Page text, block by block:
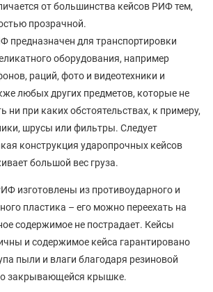
от большинства кейсов РИФ тем,
прозрачной.
предназначен для транспортировки
оборудования, например
раций, фото и видеотехники и
любых других предметов, которые не
ни при каких обстоятельствах, к примеру,
шрусы или фильтры. Следует
конструкция ударопрочных кейсов
большой вес груза.
изготовлены из противоударного и
пластика – его можно переехать на
содержимое не пострадает. Кейсы
и содержимое кейса гарантировано
пыли и влаги благодаря резиновой
закрывающейся крышке.